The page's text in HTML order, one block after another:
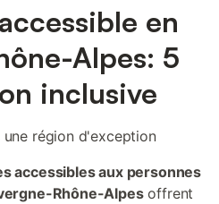
en
Alpes: 5
inclusive
région d'exception
accessibles aux personnes
Rhône-Alpesoffrent